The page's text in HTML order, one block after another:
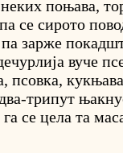
поњава,
се сирото
зарже
вуче
псовка,
трипут
се цела та